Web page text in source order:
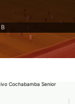
Cochabamba Senior